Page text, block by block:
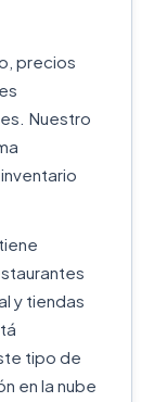
precios
Nuestro
tiene
y tiendas
tipo de
en la nube